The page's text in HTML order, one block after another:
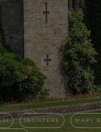
İNGILTERE MARY